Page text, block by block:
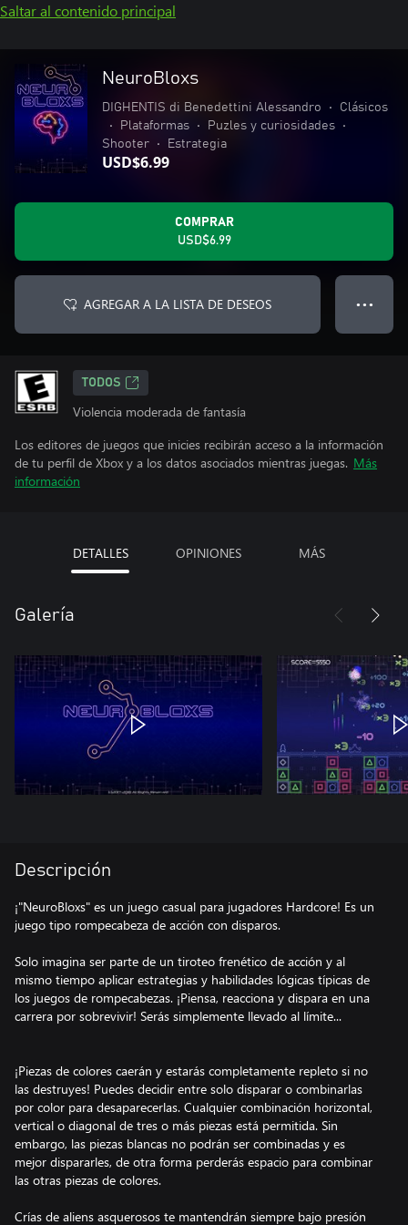
Saltar al contenido principal
NeuroBloxs
DIGHENTIS di Benedettini Alessandro •
Clásicos
•
Plataformas • Puzles y curiosidades
•
Shooter
• Estrategia
USD$6.99
COMPRAR
USD$6.99
AGREGAR A LA LISTA DE DESEOS ● ● ●
TODOS
Violencia moderada de fantasía
Los editores de juegos que inicies recibirán acceso a la información
de tu perfil de Xbox y a los datos asociados mientras juegas. Más
información
DETALLES OPINIONES MÁS
Galería
Descripción
¡"NeuroBloxs" es un juego casual para jugadores Hardcore! Es un
juego tipo rompecabeza de acción con disparos.
Solo imagina ser parte de un tiroteo frenético de acción y al
mismo tiempo aplicar estrategias y habilidades lógicas típicas de
los juegos de rompecabezas. ¡Piensa, reacciona y dispara en una
carrera por sobrevivir! Serás simplemente llevado al límite...
¡Piezas de colores caerán y estarás completamente repleto si no
las destruyes! Puedes decidir entre solo disparar o combinarlas
por color para desaparecerlas. Cualquier combinación horizontal,
vertical o diagonal de tres o más piezas está permitida. Sin
embargo, las piezas blancas no podrán ser combinadas y es
mejor dispararles, de otra forma perderás espacio para combinar
las otras piezas de colores.
Crías de aliens asquerosos te mantendrán siempre bajo presión